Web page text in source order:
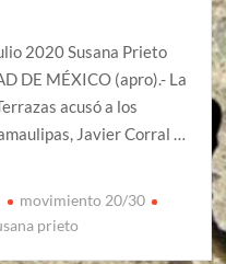
2020 Susana Prieto
DE MÉXICO (apro).- La
acusó a los
Javier Corral …
movimiento 20/30
prieto